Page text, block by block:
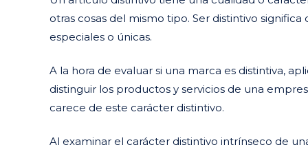
otras cosas del mismo tipo. Ser distintivo
especiales o únicas.
A la hora de evaluar si una marca es distintiva,
distinguir los productos y servicios de una
carece de este carácter distintivo.
Al examinar el carácter distintivo intrínseco de